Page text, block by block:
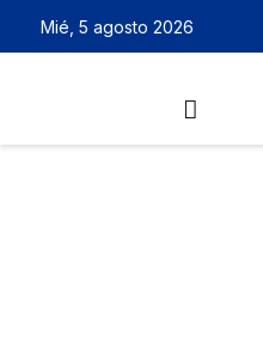
Mié, 5 agosto 2026